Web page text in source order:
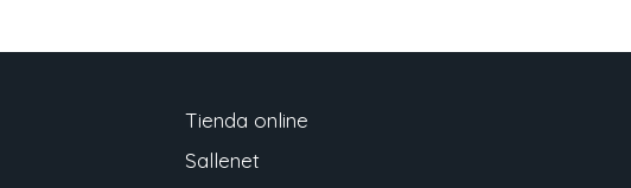
Tienda online
Sallenet